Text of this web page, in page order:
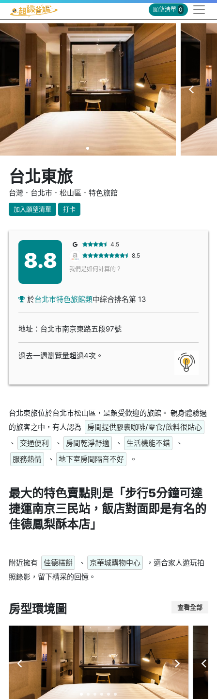
願望清單 0
台北東旅
台灣．台北市．松山區．特色旅館
加入願望清單 打卡
8.8
4.5
8.5
我們是如何計算的？
於台北市特色旅館類中綜合排名第 13
地址：台北市南京東路五段97號
過去一週瀏覽量超過4次。
台北東旅位於台北市松山區，是頗受歡迎的旅館。 親身體驗過
的旅客之中，有人認為
房間提供膠囊咖啡/零食/飲料很貼心
、
交通便利 、 房間乾淨舒適 、 生活機能不錯
、
服務熱情
、 地下室房間隔音不好 。
最大的特色賣點則是「步行5分鐘可達
捷運南京三民站，飯店對面即是有名的
佳德鳳梨酥本店」
附近擁有 佳德糕餅 、 京華城購物中心
，適合家人遊玩拍
照錄影，留下精采的回憶。
房型環境圖 查看全部